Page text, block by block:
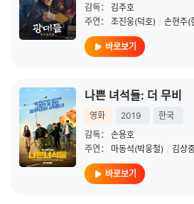
감독：
김주호
주연：
조진웅(덕호) / 손현주(
바로보기
나쁜 녀석들: 더 무비
영화 2019
한국
감독：
손용호
주연：
마동석(박웅철) / 김상
바로보기